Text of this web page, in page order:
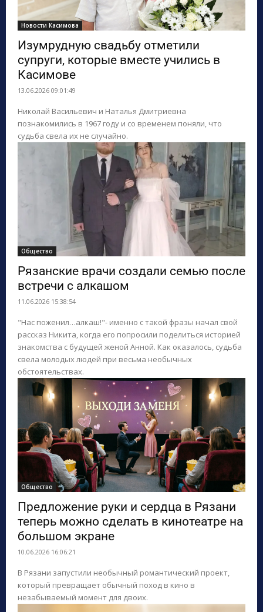
Новости Касимова
Изумрудную свадьбу отметили
супруги, которые вместе учились в
Касимове
13.06.2026 09:01:49
Николай Васильевич и Наталья Дмитриевна
познакомились в 1967 году и со временем поняли, что
судьба свела их не случайно.
Общество
Рязанские врачи создали семью после
встречи с алкашом
11.06.2026 15:38:54
"Нас поженил…алкаш!"- именно с такой фразы начал свой
рассказ Никита, когда его попросили поделиться историей
знакомства с будущей женой Анной. Как оказалось, судьба
свела молодых людей при весьма необычных
обстоятельствах.
Общество
Предложение руки и сердца в Рязани
теперь можно сделать в кинотеатре на
большом экране
10.06.2026 16:06:21
В Рязани запустили необычный романтический проект,
который превращает обычный поход в кино в
незабываемый момент для двоих.